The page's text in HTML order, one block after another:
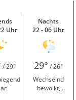
Uhr
Nachts
22 - 06 Uhr
/ 29° 29° / 26°
Wechselnd
bewölkt,